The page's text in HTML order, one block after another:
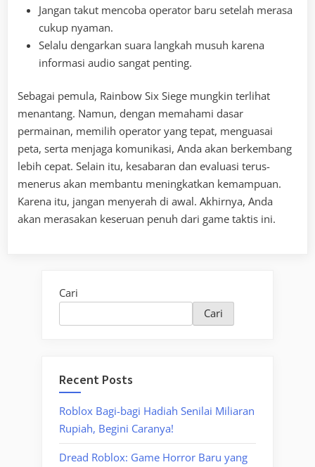
Jangan takut mencoba operator baru setelah merasa
cukup nyaman.
Selalu dengarkan suara langkah musuh karena
informasi audio sangat penting.
Sebagai pemula, Rainbow Six Siege mungkin terlihat
menantang. Namun, dengan memahami dasar
permainan, memilih operator yang tepat, menguasai
peta, serta menjaga komunikasi, Anda akan berkembang
lebih cepat. Selain itu, kesabaran dan evaluasi terus-
menerus akan membantu meningkatkan kemampuan.
Karena itu, jangan menyerah di awal. Akhirnya, Anda
akan merasakan keseruan penuh dari game taktis ini.
Cari
Cari
Recent Posts
Roblox Bagi-bagi Hadiah Senilai Miliaran
Rupiah, Begini Caranya!
Dread Roblox: Game Horror Baru yang